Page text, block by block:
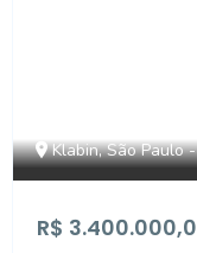
Klabin, São Paulo
R$